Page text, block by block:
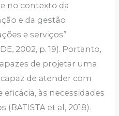
no contexto da
e da gestão
e serviços”
2002, p. 19). Portanto,
de projetar uma
de atender com
eficácia, às necessidades
(BATISTA et al, 2018).